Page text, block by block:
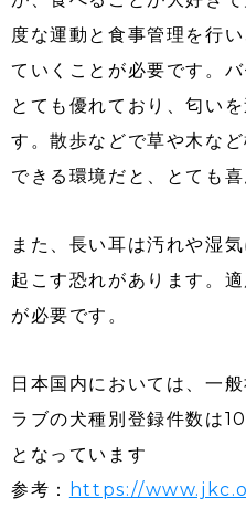
度な運動と食事管理を行
ていくことが必要です。
とても優れており、匂い
す。散歩などで草や木な
できる環境だと、とても
また、長い耳は汚れや湿
起こす恐れがあります。
が必要です。
日本国内においては、一
ラブの犬種別登録件数は
となっています
参考：
https://